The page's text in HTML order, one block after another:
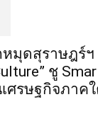
มุดสุราษฎร์ฯ
ชู
ศรษฐกิจภาค